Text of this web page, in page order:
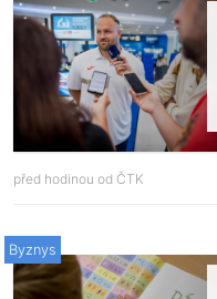
před hodinou od ČTK
Byznys